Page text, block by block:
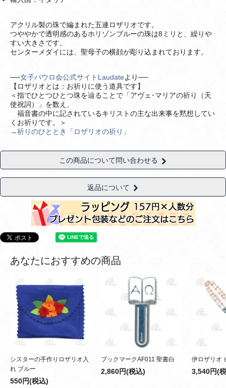
アクリル製の珠で編まれた五連ロザリオです。
つややかで透明感のあるホリゾンブルーの珠は8ミリと、繰りや
すい大きさです。
センターメダイには、聖母子の横顔が彫り込まれております。
──女子パウロ会公式サイトLaudateより──
【ロザリオとは：お祈りに使う道具です】
＜指でひとつひとつ珠を辿ることで「アヴェ･マリアの祈り（天
使祝詞）」を数え、
福音書の中に記されているキリストの主な出来事を黙想してい
くお祈りです。＞
→祈りのひととき「ロザリオの祈り」
この商品について問い合わせる
返品について
あなたにおすすめの商品
シスターの手作りロザリオ入
れ ブルー
550円(税込)
ブックマークAF011 聖書白
2,860円(税込)
伊ロザリオ
3,540円(